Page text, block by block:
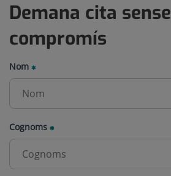
Demana cita sense
compromís
Nom
Cognoms